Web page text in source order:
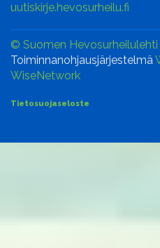
uutiskirje.hevosurheilu.fi
© Suomen
Toiminnanohjausjärjestelmä
WiseNetwork
Tietosuojaseloste